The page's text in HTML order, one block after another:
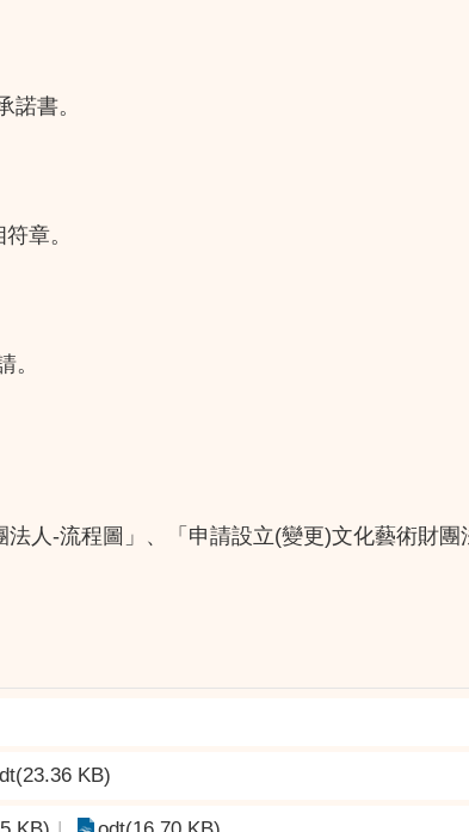
書。
章。
。
人-流程圖」、「申請設立(變更)文化藝術財
KB)